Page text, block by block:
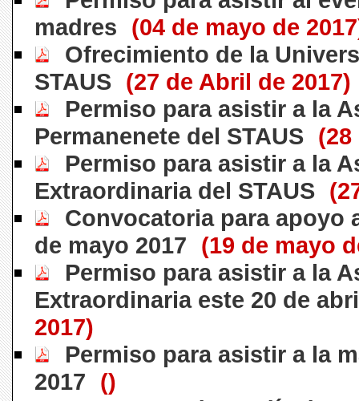
madres
(04 de mayo de
Ofrecimiento de la
STAUS (27 de Abril de 2017)
Permiso para asistir a la
Permanenete del STAUS (28
Permiso para asistir a la
Extraordinaria del STAUS
Convocatoria para apoyo
de mayo 2017
(19 de mayo
Permiso para asistir a la
Extraordinaria este 20 de
2017)
Permiso para asistir a la
2017
()